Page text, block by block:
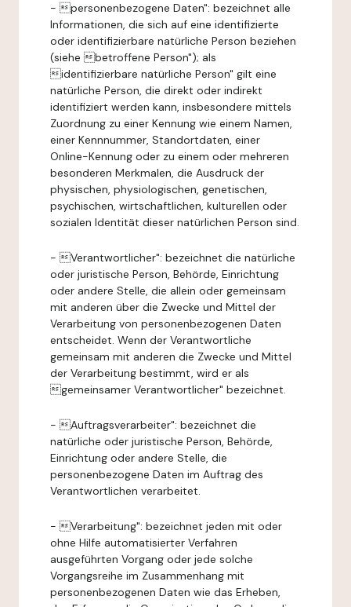
- personenbezogene Daten": bezeichnet alle
Informationen, die sich auf eine identifizierte
oder identifizierbare natürliche Person beziehen
(siehe betroffene Person"); als
identifizierbare natürliche Person" gilt eine
natürliche Person, die direkt oder indirekt
identifiziert werden kann, insbesondere mittels
Zuordnung zu einer Kennung wie einem Namen,
einer Kennnummer, Standortdaten, einer
Online-Kennung oder zu einem oder mehreren
besonderen Merkmalen, die Ausdruck der
physischen, physiologischen, genetischen,
psychischen, wirtschaftlichen, kulturellen oder
sozialen Identität dieser natürlichen Person sind.
- Verantwortlicher": bezeichnet die natürliche
oder juristische Person, Behörde, Einrichtung
oder andere Stelle, die allein oder gemeinsam
mit anderen über die Zwecke und Mittel der
Verarbeitung von personenbezogenen Daten
entscheidet. Wenn der Verantwortliche
gemeinsam mit anderen die Zwecke und Mittel
der Verarbeitung bestimmt, wird er als
gemeinsamer Verantwortlicher" bezeichnet.
- Auftragsverarbeiter": bezeichnet die
natürliche oder juristische Person, Behörde,
Einrichtung oder andere Stelle, die
personenbezogene Daten im Auftrag des
Verantwortlichen verarbeitet.
- Verarbeitung": bezeichnet jeden mit oder
ohne Hilfe automatisierter Verfahren
ausgeführten Vorgang oder jede solche
Vorgangsreihe im Zusammenhang mit
personenbezogenen Daten wie das Erheben,